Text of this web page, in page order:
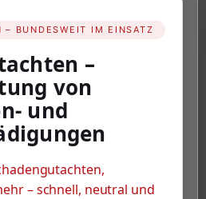
– BUNDESWEIT IM EINSATZ
–
von
und
– schnell, neutral und